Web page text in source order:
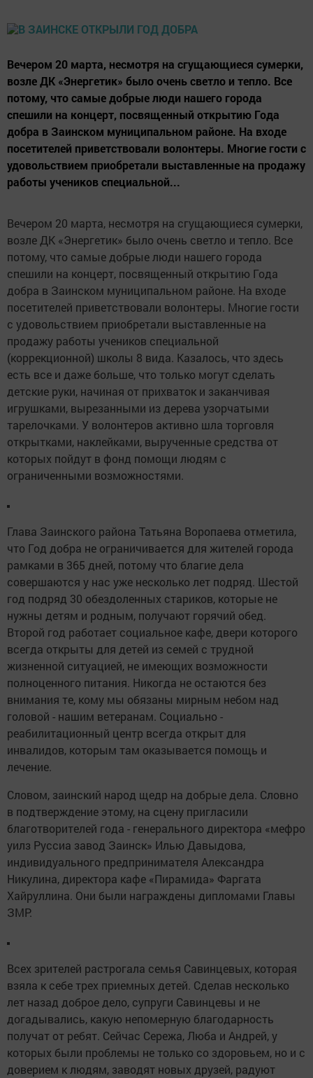
Вечером 20 марта, несмотря на сгущающиеся сумерки,
возле ДК «Энергетик» было очень светло и тепло. Все
потому, что самые добрые люди нашего города
спешили на концерт, посвященный открытию Года
добра в Заинском муниципальном районе. На входе
посетителей приветствовали волонтеры. Многие гости с
удовольствием приобретали выставленные на продажу
работы учеников специальной...
Вечером 20 марта, несмотря на сгущающиеся сумерки,
возле ДК «Энергетик» было очень светло и тепло. Все
потому, что самые добрые люди нашего города
спешили на концерт, посвященный открытию Года
добра в Заинском муниципальном районе. На входе
посетителей приветствовали волонтеры. Многие гости
с удовольствием приобретали выставленные на
продажу работы учеников специальной
(коррекционной) школы 8 вида. Казалось, что здесь
есть все и даже больше, что только могут сделать
детские руки, начиная от прихваток и заканчивая
игрушками, вырезанными из дерева узорчатыми
тарелочками. У волонтеров активно шла торговля
открытками, наклейками, вырученные средства от
которых пойдут в фонд помощи людям с
ограниченными возможностями.
Глава Заинского района Татьяна Воропаева отметила,
что Год добра не ограничивается для жителей города
рамками в 365 дней, потому что благие дела
совершаются у нас уже несколько лет подряд. Шестой
год подряд 30 обездоленных стариков, которые не
нужны детям и родным, получают горячий обед.
Второй год работает социальное кафе, двери которого
всегда открыты для детей из семей с трудной
жизненной ситуацией, не имеющих возможности
полноценного питания. Никогда не остаются без
внимания те, кому мы обязаны мирным небом над
головой - нашим ветеранам. Социально -
реабилитационный центр всегда открыт для
инвалидов, которым там оказывается помощь и
лечение.
Словом, заинский народ щедр на добрые дела. Словно
в подтверждение этому, на сцену пригласили
благотворителей года - генерального директора «мефро
уилз Руссиа завод Заинск» Илью Давыдова,
индивидуального предпринимателя Александра
Никулина, директора кафе «Пирамида» Фаргата
Хайруллина. Они были награждены дипломами Главы
ЗМР.
Всех зрителей растрогала семья Савинцевых, которая
взяла к себе трех приемных детей. Сделав несколько
лет назад доброе дело, супруги Савинцевы и не
догадывались, какую непомерную благодарность
получат от ребят. Сейчас Сережа, Люба и Андрей, у
которых были проблемы не только со здоровьем, но и с
доверием к людям, заводят новых друзей, радуют